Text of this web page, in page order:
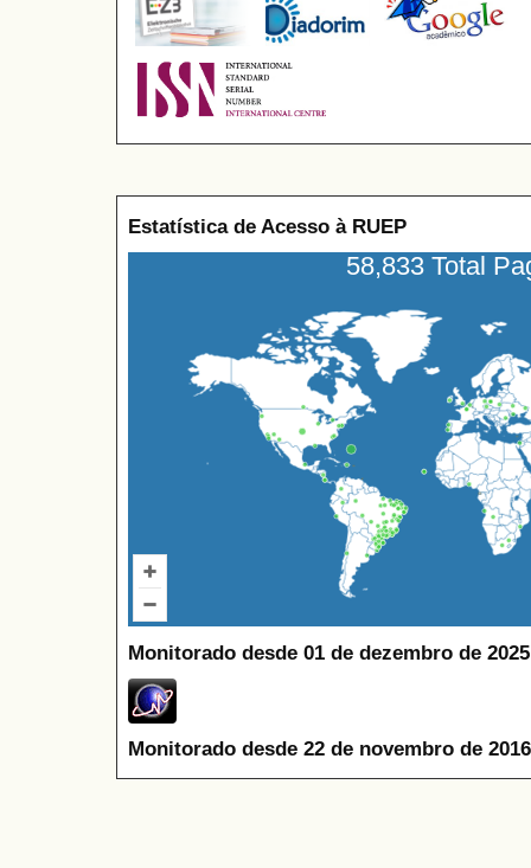
Estatística de Acesso à RUEP
58,833 Total
Monitorado desde 01 de dezembro de
Monitorado desde 22 de novembro de